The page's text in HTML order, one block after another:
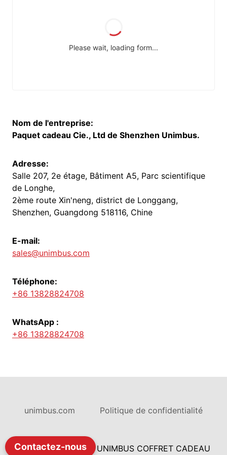
Nom de l'entreprise:
Paquet cadeau Cie., Ltd de Shenzhen Unimbus.
Adresse:
Salle 207, 2e étage, Bâtiment A5, Parc scientifique
de Longhe,
2ème route Xin'neng, district de Longgang,
Shenzhen, Guangdong 518116, Chine
E-mail:
sales@unimbus.com
Téléphone:
+86 13828824708
WhatsApp :
+86 13828824708
unimbus.com Politique de confidentialité
© 2026 SHENZHEN UNIMBUS COFFRET CADEAU
Contactez-nous